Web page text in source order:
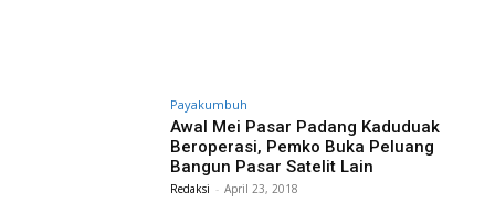
Payakumbuh
Awal Mei Pasar Padang Kaduduak
Beroperasi, Pemko Buka Peluang
Bangun Pasar Satelit Lain
Redaksi - April 23, 2018